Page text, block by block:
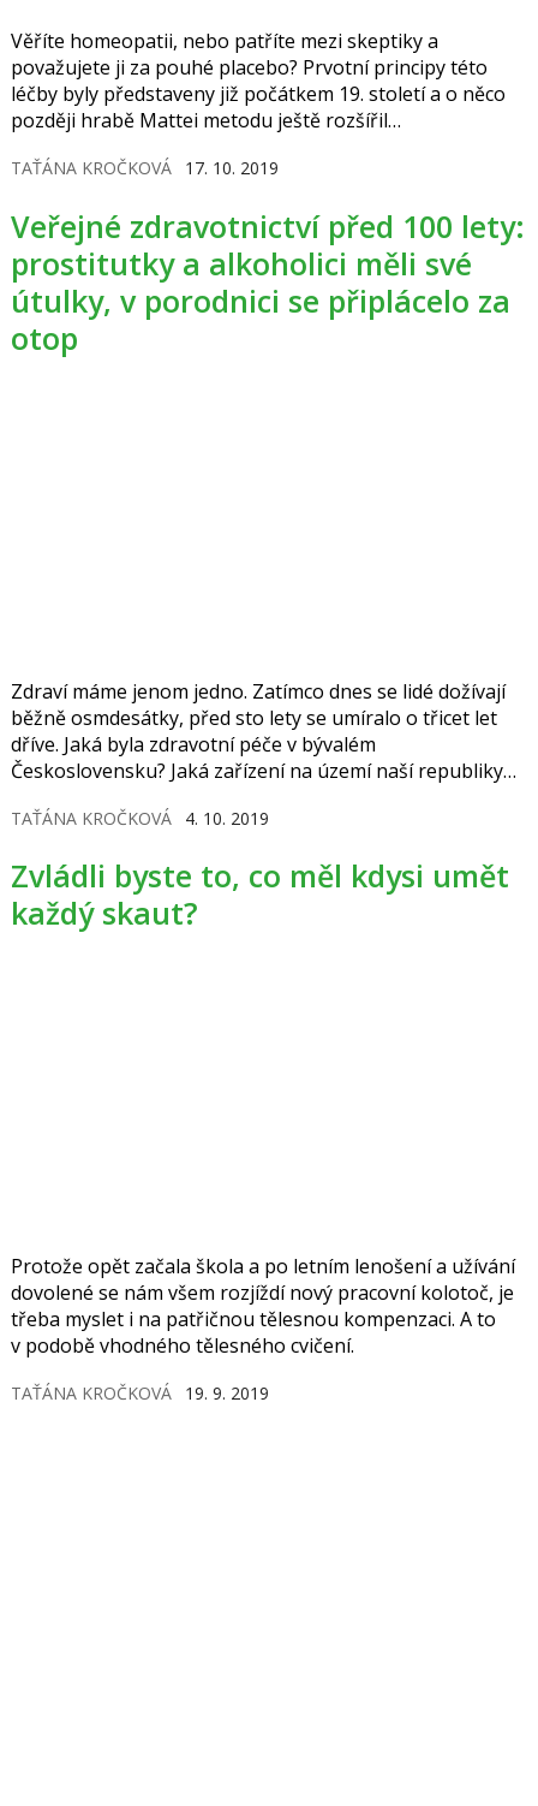
Věříte homeopatii, nebo patříte mezi skeptiky a
považujete ji za pouhé placebo? Prvotní principy této
léčby byly představeny již počátkem 19. století a o něco
později hrabě Mattei metodu ještě rozšířil
lékárna vznikla zhruba před sto lety. Jaký byl dobový
TAŤÁNA KROČKOVÁ 17. 10. 2019
Veřejné zdravotnictví před 100 lety:
prostitutky a alkoholici měli své
útulky, v porodnici se připlácelo za
otop
Zdraví máme jenom jedno. Zatímco dnes se lidé dožívají
běžně osmdesátky, před sto lety se umíralo o třicet let
dříve. Jaká byla zdravotní péče v bývalém
Československu? Jaká zařízení na území naší republiky
porodnic a jakou částku žena zaplatila za porod?
TAŤÁNA KROČKOVÁ 4. 10. 2019
Zvládli byste to, co měl kdysi umět
každý skaut?
Protože opět začala škola a po letním lenošení a užívání
dovolené se nám všem rozjíždí nový pracovní kolotoč, je
třeba myslet i na patřičnou tělesnou kompenzaci. A to
v podobě vhodného tělesného cvičení.
TAŤÁNA KROČKOVÁ 19. 9. 2019